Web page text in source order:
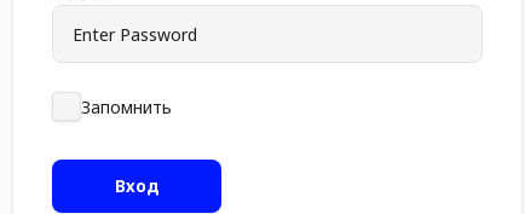
Запомнить
Вход